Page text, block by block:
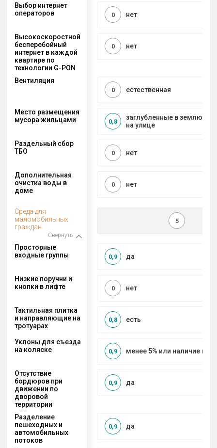
Выбор интернет
операторов
нет
0
Высокоскоростной
бесперебойный
интернет в каждой
квартире по
технологии G-PON
нет
0
Вентиляция
естественная
0
Место размещения
мусора жильцами
заглубленные в землю
на улице
0,8
Раздельный сбор
ТБО
нет
0
Дополнительная
очистка воды в
доме
нет
0
Среда для
маломобильных
граждан
Свернуть
5
Просторные
входные группы
да
0,9
Низкие поручни и
кнопки в лифте
нет
0
Тактильная плитка
и направляющие на
тротуарах
есть
0,8
Уклоны для съезда
на коляске
менее 5% или наличие
0,9
Отсутствие
бордюров при
движении по
дворовой
территории
да
0,9
Разделение
пешеходных и
автомобильных
потоков
да
0,9